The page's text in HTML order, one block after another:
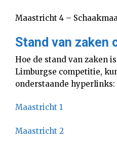
Maastricht 4 –
Stand van zaken
Hoe de stand van zaken
Limburgse competitie,
onderstaande hyperlinks:
Maastricht 1
Maastricht 2